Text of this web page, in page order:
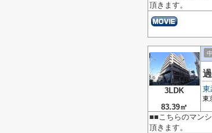
頂きます。
3LDK
83.39㎡
東
東
■■こちらのマン
頂きます。